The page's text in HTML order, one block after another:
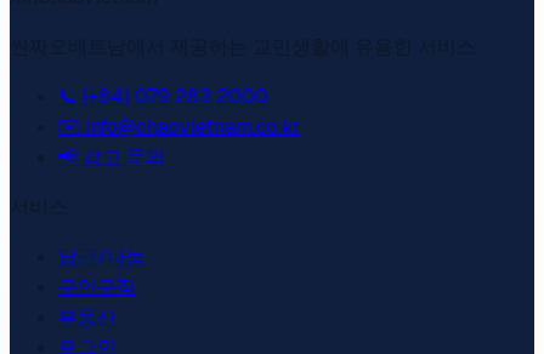
📞 (+84) 079 283 2000
✉️ info@chaovietnam.co.kr
📢 광고 문의
당근/나눔
구인구직
부동산
로그인